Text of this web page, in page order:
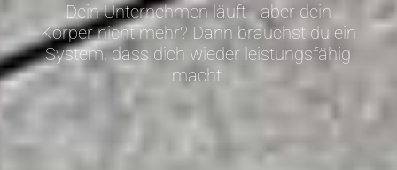
Dein Unternehmen läuft - aber dein
Körper nicht mehr? Dann brauchst du ein
System, dass dich wieder leistungsfähig
macht.